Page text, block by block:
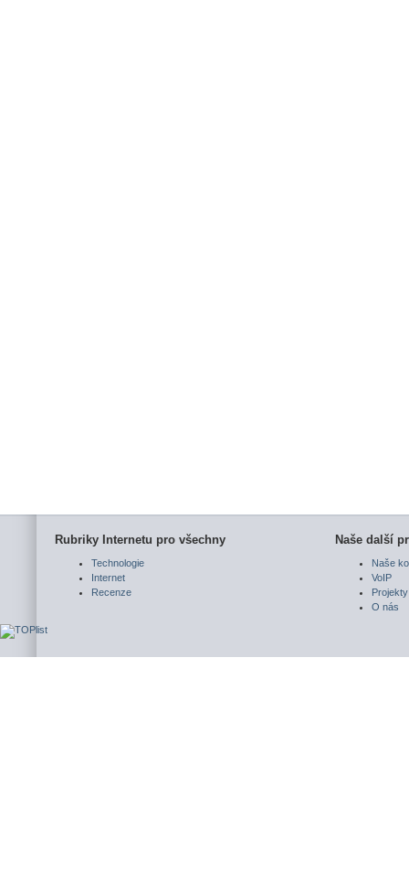
Rubriky Internetu pro všechny
Technologie
Internet
Recenze
Naše další
Naše
VoIP
Projekty
O nás